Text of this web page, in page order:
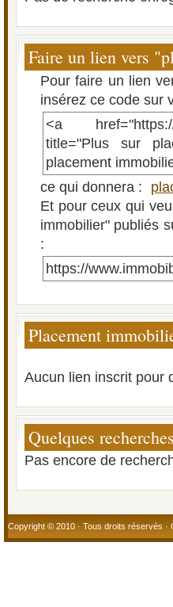
Faire un lien vers
Pour faire un lien
insérez ce code sur
<a href="https://
title="Plus sur
placement
ce qui donnera :
Et pour ceux qui
immobilier" publiés
:
https://
Placement
Aucun lien inscrit pour
Quelques
Pas encore de
Copyright © 2010 · Tous droits réservés ·